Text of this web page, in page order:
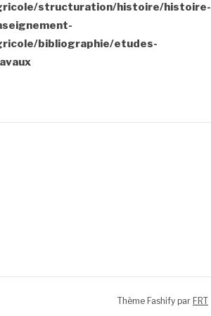
structuration/histoire/histoire-
bibliographie/etudes-
Thème Fashify par FRT